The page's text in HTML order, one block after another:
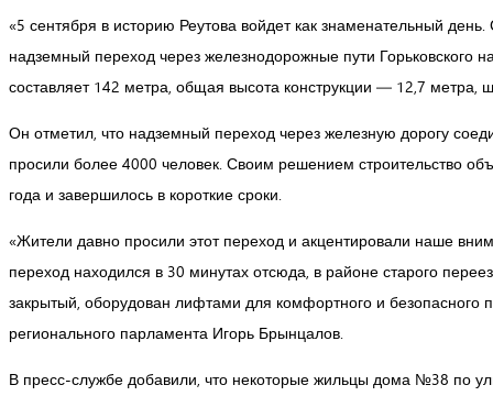
«5 сентября в историю Реутова войдет как знаменательный
надземный переход через железнодорожные пути Горьковского
составляет 142 метра, общая высота конструкции — 12,7
Он отметил, что надземный переход через железную дорогу
просили более 4000 человек. Своим решением строительство
года и завершилось в короткие сроки.
«Жители давно просили этот переход и акцентировали наше
переход находился в 30 минутах отсюда, в районе старого
закрытый, оборудован лифтами для комфортного и
регионального парламента Игорь Брынцалов.
В пресс-службе добавили, что некоторые жильцы дома №38 по